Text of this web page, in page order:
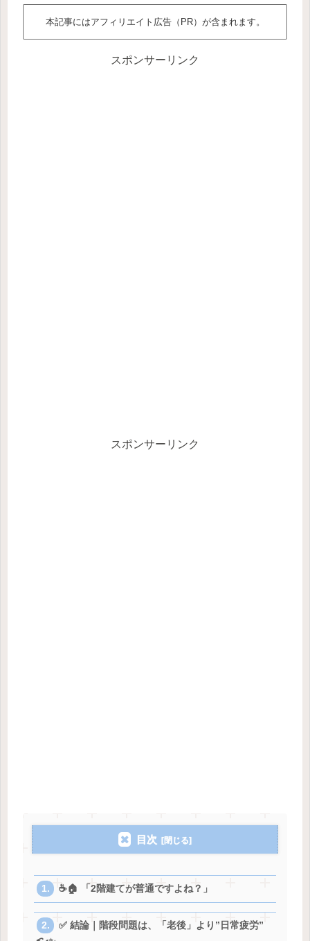
本記事にはアフィリエイト広告（PR）が含まれます。
スポンサーリンク
スポンサーリンク
目次
☕🏠 「2階建てが普通ですよね？」
✅ 結論｜階段問題は、「老後」より”日常疲労”